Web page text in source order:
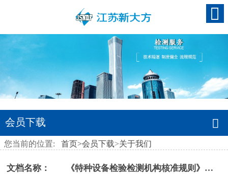
会员下载
您当前的位置: 首页>会员下载>关于我们
文档名称： 《特种设备检验检测机构核准规则》（TSG Z7001-2004）第2号修改单